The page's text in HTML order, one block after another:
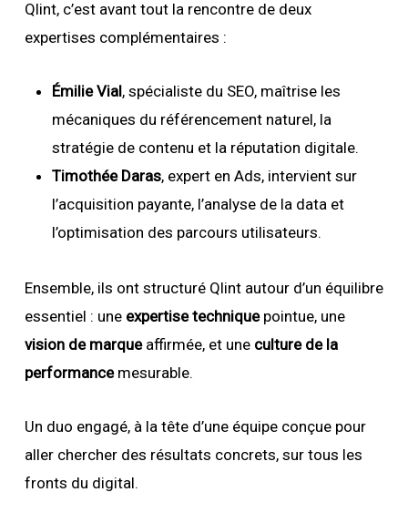
Qlint, c’est avant tout la rencontre de deux
expertises complémentaires :
Émilie Vial, spécialiste du SEO, maîtrise les
mécaniques du référencement naturel, la
stratégie de contenu et la réputation digitale.
Timothée Daras, expert en Ads, intervient sur
l’acquisition payante, l’analyse de la data et
l’optimisation des parcours utilisateurs.
Ensemble, ils ont structuré Qlint autour d’un équilibre
essentiel : une expertise technique pointue, une
vision de marque affirmée, et uneculture de la
performancemesurable.
Un duo engagé, à la tête d’une équipe conçue pour
aller chercher des résultats concrets, sur tous les
fronts du digital.